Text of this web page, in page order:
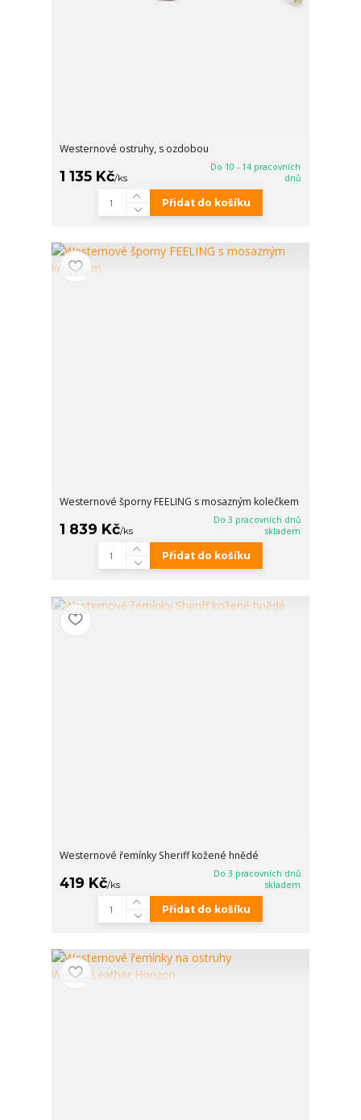
Westernové ostruhy, s ozdobou
1 135 Kč/ks
Do 10 - 14 pracovních
dnů
Přidat do košíku
Westernové šporny FEELING s mosazným kolečkem
1 839 Kč/ks
Do 3 pracovních dnů
skladem
Přidat do košíku
Westernové řemínky Sheriff kožené hnědé
419 Kč/ks
Do 3 pracovních dnů
skladem
Přidat do košíku